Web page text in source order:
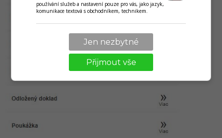
používání služeb a nastavení pouze pro vás, jako jazyk,
komunikace textová s obchodníkem, technikem.
Jen nezbytné
Přijmout vše